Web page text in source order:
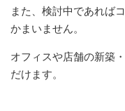
また、検討中であれば
かまいません。
オフィスや店舗の新築
だけます。